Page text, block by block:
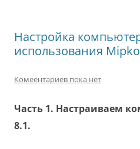
Настройка
использования
Комеентариев пока нет
Часть 1. Настраиваем
8.1.